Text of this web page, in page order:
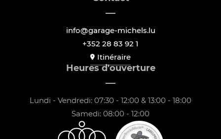
info@garage-michels.lu
+352 28 83 92 1
Itinéraire
Heures d'ouverture
Lundi - Vendredi: 07:30 - 12:00 & 13:00 - 18:00
Samedi: 08:00 - 12:00